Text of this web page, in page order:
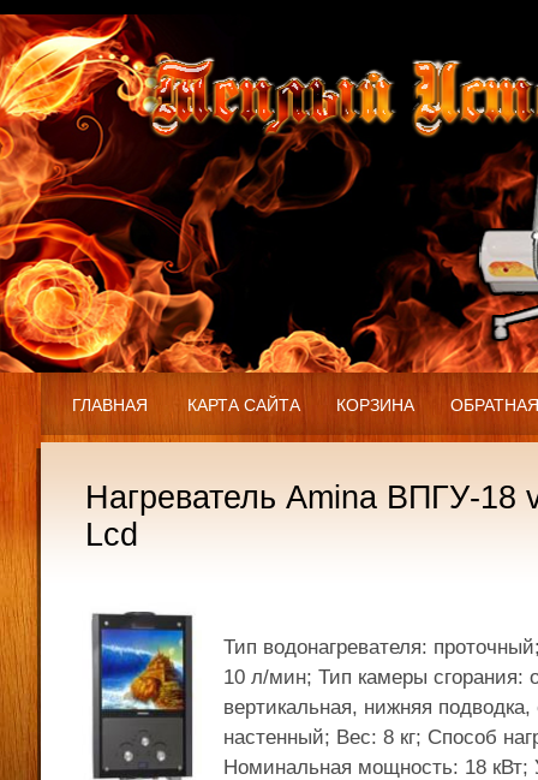
ГЛАВНАЯ КАРТА САЙТА КОРЗИНА
Нагреватель Amina ВПГУ-18
Lcd
Тип водонагревателя:
10 л/мин; Тип камеры сгорания:
вертикальная, нижняя
настенный; Вес: 8 кг; Способ
Номинальная мощность: 18 кВт;